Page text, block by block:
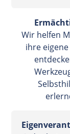
Wir helfen
ihre